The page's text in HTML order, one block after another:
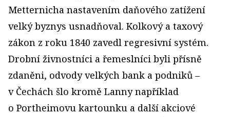
Metternicha nastavením daňového zatížení
velký byznys usnadňoval. Kolkový a taxový
zákon z roku 1840 zavedl regresivní systém.
Drobní živnostníci a řemeslníci byli přísně
zdaněni, odvody velkých bank a podniků –
v Čechách šlo kromě Lanny například
o Portheimovu kartounku a další akciové